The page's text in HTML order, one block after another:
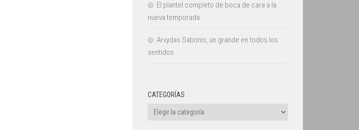
El plantel completo de boca de cara a la
nueva temporada
Arvydas Sabonis, un grande en todos los
sentidos
CATEGORÍAS
Categorías